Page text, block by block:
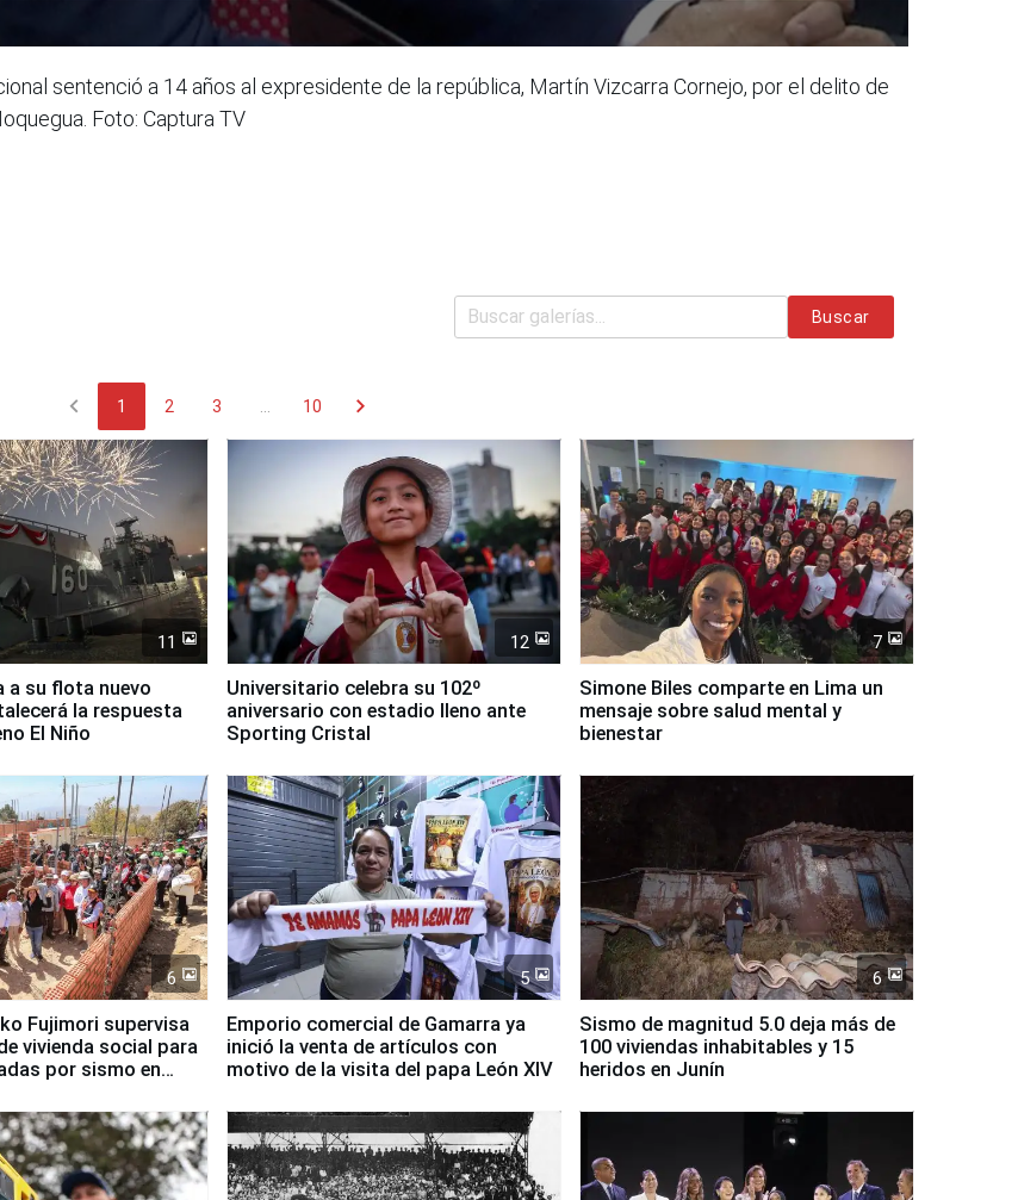
sentenció a 14 años al expresidente de la república, Martín Vizcarra Cornejo, por el delito de
Foto: Captura TV
Buscar
chevron_left 1 2 3 10 chevron_right
11
a su flota nuevo
la respuesta
El Niño
12
Universitario celebra su 102º
aniversario con estadio lleno ante
Sporting Cristal
7
Simone Biles comparte en Lima un
mensaje sobre salud mental y
bienestar
6
Fujimori supervisa
vivienda social para
por sismo en
5
Emporio comercial de Gamarra ya
inició la venta de artículos con
motivo de la visita del papa León XIV
6
Sismo de magnitud 5.0 deja más de
100 viviendas inhabitables y 15
heridos en Junín